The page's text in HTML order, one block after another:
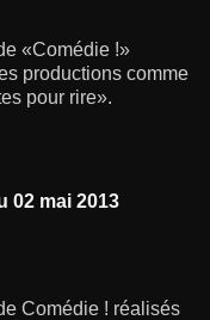
«Comédie !»
productions comme
pour rire».
02 mai 2013
Comédie ! réalisés